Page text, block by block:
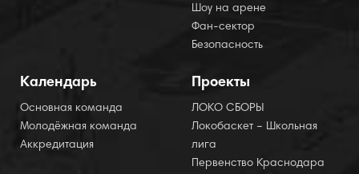
Шоу на арене
Фан-сектор
Безопасность
Календарь
Основная команда
Молодёжная команда
Аккредитация
Проекты
ЛОКО СБОРЫ
Локобаскет – Школьная
лига
Первенство Краснодара